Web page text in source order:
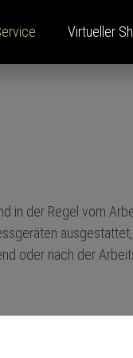
Virtueller
in der Regel vom
oder nach der